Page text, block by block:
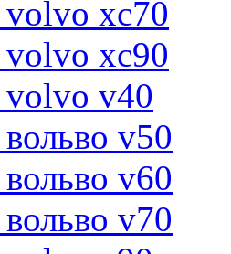
volvo xc70
volvo xc90
volvo v40
вольво v50
вольво v60
вольво v70